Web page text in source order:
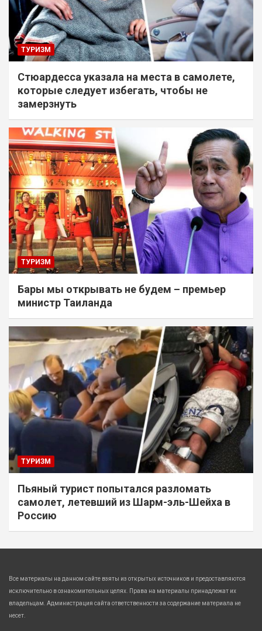
ТУРИЗМ
Стюардесса указала на места в самолете,
которые следует избегать, чтобы не
замерзнуть
ТУРИЗМ
Бары мы открывать не будем – премьер
министр Таиланда
ТУРИЗМ
Пьяный турист попытался разломать
самолет, летевший из Шарм-эль-Шейха в
Россию
Все материалы на данном сайте взяты из открытых источников и предоставляются
исключительно в ознакомительных целях. Права на материалы принадлежат их
владельцам. Администрация сайта ответственности за содержание материала не
несет.